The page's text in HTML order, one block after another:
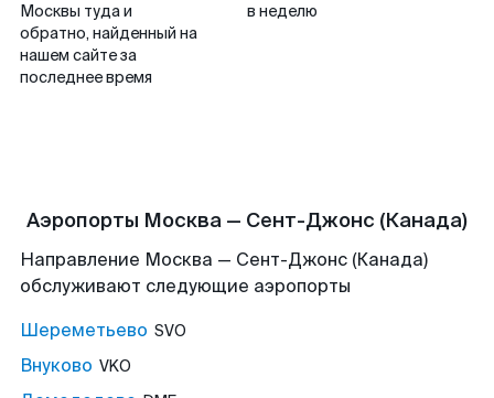
Москвы туда и
обратно, найденный на
нашем сайте за
последнее время
в неделю
Аэропорты Москва — Сент-Джонс (Канада)
Направление Москва — Сент-Джонс (Канада)
обслуживают следующие аэропорты
Шереметьево SVO
Внуково VKO